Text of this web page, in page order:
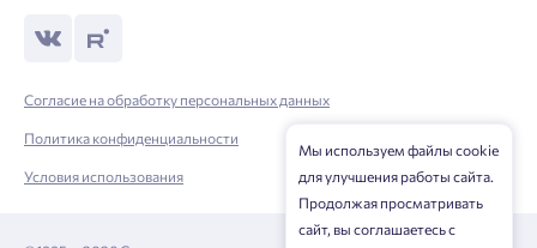
Согласие на обработку персональных данных
Политика конфиденциальности
Условия использования
Мы используем файлы cookie
для улучшения работы сайта.
Продолжая просматривать
сайт, вы соглашаетесь с